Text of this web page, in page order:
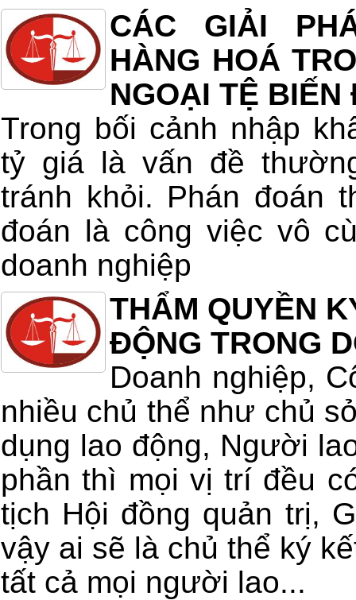
CÁC GIẢI
HÀNG HOÁ
NGOẠI TỆ BIẾN
Trong bối cảnh nhập
tỷ giá là vấn đề
tránh khỏi. Phán đoán
đoán là công việc vô
doanh nghiệp
THẨM QUYỀN
ĐỘNG TRONG
Doanh nghiệp,
nhiều chủ thể như chủ
dụng lao động, Người
phần thì mọi vị trí đều
tịch Hội đồng quản trị,
vậy ai sẽ là chủ thể ký
tất cả mọi người lao...